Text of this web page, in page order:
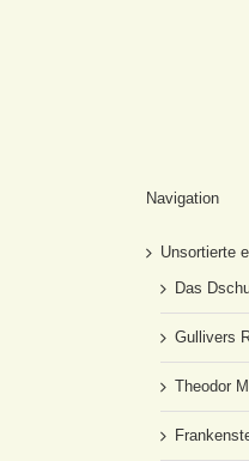
Navigation
Unsortierte
Das
Gullivers
Theodor